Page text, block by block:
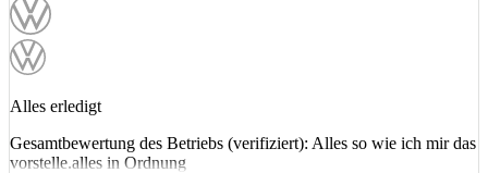
Alles erledigt
Gesamtbewertung des Betriebs (verifiziert): Alles so wie ich mir das
vorstelle.alles in Ordnung